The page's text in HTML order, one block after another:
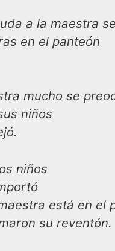
a la maestra
en el panteón
mucho se
niños
niños
está en el
su reventón.